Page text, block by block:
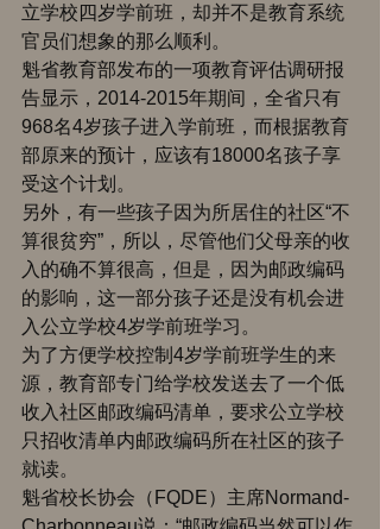
立学校四岁学前班，却并不是教育系统
官员们想象的那么顺利。
魁省教育部发布的一项教育评估调研报
告显示，2014-2015年期间，全省只有
968名4岁孩子进入学前班，而根据教育
部原来的预计，应该有18000名孩子享
受这个计划。
另外，有一些孩子因为所居住的社区“不
算很贫穷”，所以，尽管他们父母亲的收
入的确不算很高，但是，因为邮政编码
的影响，这一部分孩子还是没有机会进
入公立学校4岁学前班学习。
为了方便学校控制4岁学前班学生的来
源，教育部专门给学校发送去了一个低
收入社区邮政编码清单，要求公立学校
只招收清单内邮政编码所在社区的孩子
就读。
魁省校长协会（FQDE）主席Normand-